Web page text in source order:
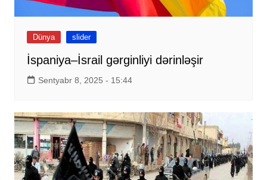
Dünya slider
İspaniya–İsrail gərginliyi dərinləşir
Sentyabr 8, 2025 - 15:44